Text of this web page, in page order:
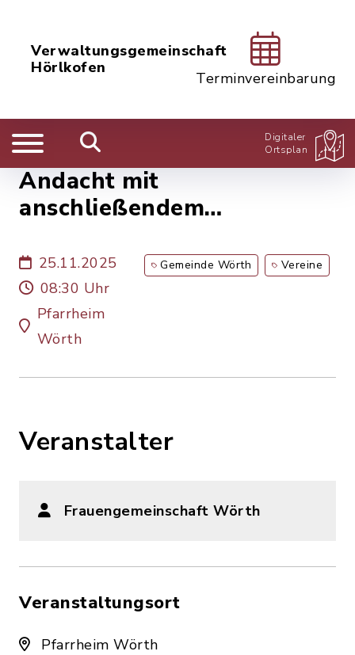
Verwaltungsgemeinschaft
Hörlkofen
Terminvereinbarung
Digitaler
Ortsplan
Andacht mit
anschließendem
Frauen)
25.11.2025
08:30 Uhr
Pfarrheim
Wörth
Gemeinde Wörth Vereine
Veranstalter
Frauengemeinschaft Wörth
Veranstaltungsort
Pfarrheim Wörth